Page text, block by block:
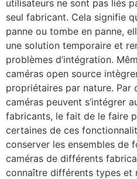
utilisateurs ne sont pas liés
seul fabricant. Cela signifie
panne ou tombe en panne,
une solution temporaire et
problèmes d’intégration.
caméras open source
propriétaires par nature. Par
caméras peuvent s’intégrer
fabricants, le fait de le faire
certaines de ces
conserver les ensembles de
caméras de différents
connaître différents types et